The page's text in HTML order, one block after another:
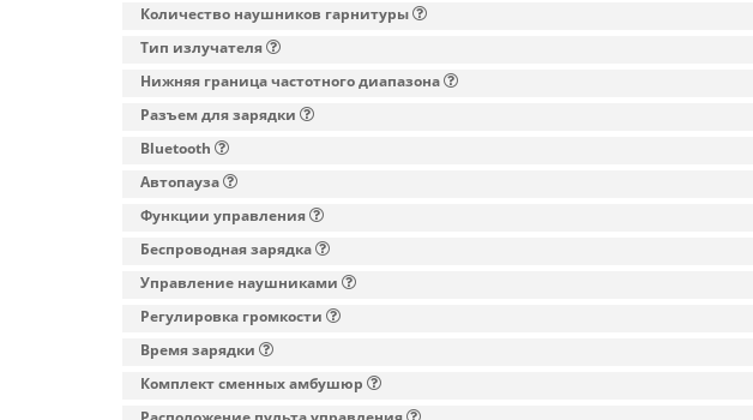
Количество наушников гарнитуры
Тип излучателя
Нижняя граница частотного диапазона
Разъем для зарядки
Bluetooth
Автопауза
Функции управления
Беспроводная зарядка
Управление наушниками
Регулировка громкости
Время зарядки
Комплект сменных амбушюр